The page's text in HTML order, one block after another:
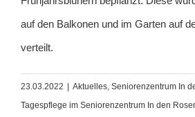
auf den Balkonen und im Garten auf
verteilt.
23.03.2022 | Aktuelles Seniorenzentrum In
Tagespflege im Seniorenzentrum In den